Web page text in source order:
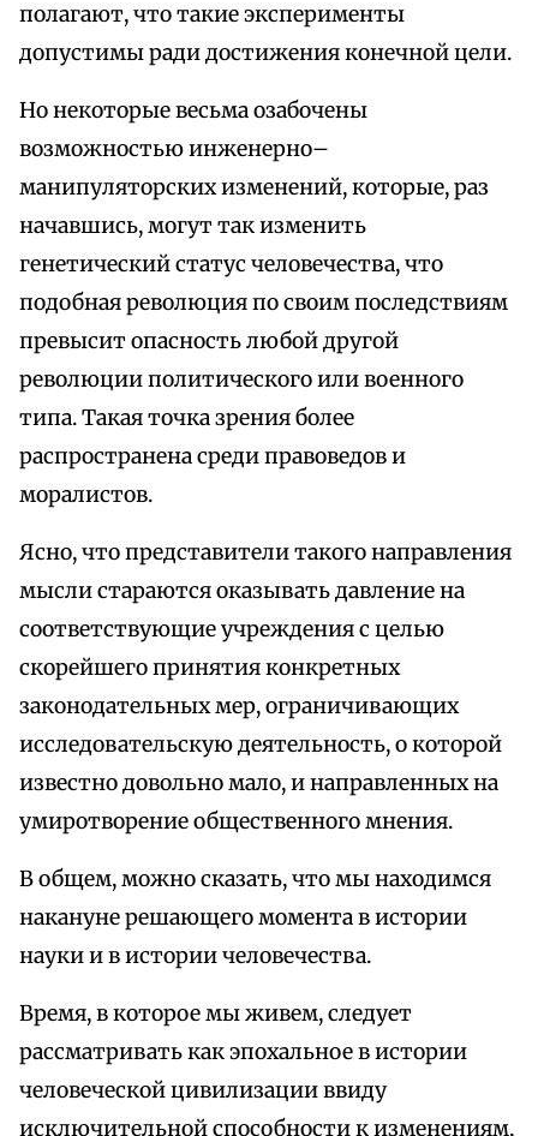
полагают, что такие эксперименты
допустимы ради достижения конечной цели.
Но некоторые весьма озабочены
возможностью инженерно–
манипуляторских изменений, которые, раз
начавшись, могут так изменить
генетический статус человечества, что
подобная революция по своим последствиям
превысит опасность любой другой
революции политического или военного
типа. Такая точка зрения более
распространена среди правоведов и
моралистов.
Ясно, что представители такого направления
мысли стараются оказывать давление на
соответствующие учреждения с целью
скорейшего принятия конкретных
законодательных мер, ограничивающих
исследовательскую деятельность, о которой
известно довольно мало, и направленных на
умиротворение общественного мнения.
В общем, можно сказать, что мы находимся
накануне решающего момента в истории
науки и в истории человечества.
Время, в которое мы живем, следует
рассматривать как эпохальное в истории
человеческой цивилизации ввиду
исключительной способности к изменениям,